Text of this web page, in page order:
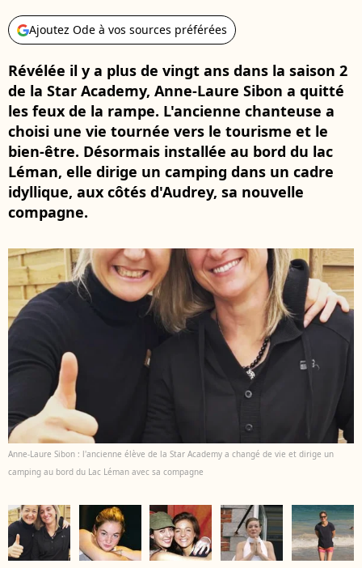
Ajoutez Ode à vos sources préférées
Révélée il y a plus de vingt ans dans la saison 2
de la Star Academy, Anne-Laure Sibon a quitté
les feux de la rampe. L'ancienne chanteuse a
choisi une vie tournée vers le tourisme et le
bien-être. Désormais installée au bord du lac
Léman, elle dirige un camping dans un cadre
idyllique, aux côtés d'Audrey, sa nouvelle
compagne.
Anne-Laure Sibon : l'ancienne élève de la Star Academy a changé de vie et dirige un
camping au bord du Lac Léman avec sa compagne